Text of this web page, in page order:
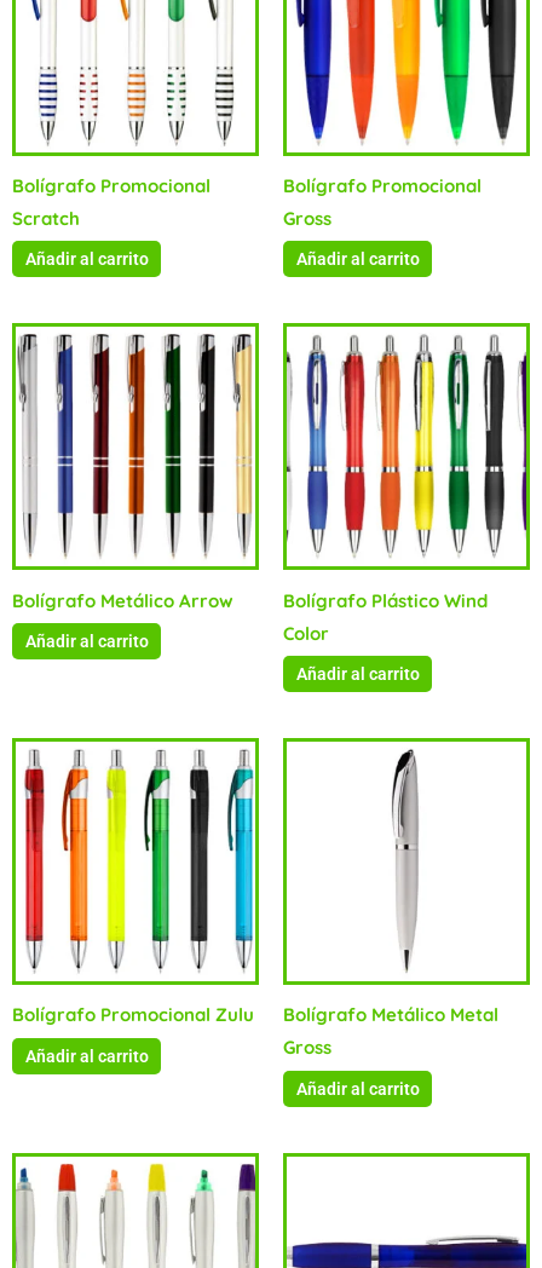
Bolígrafo Promocional
Scratch
Añadir al carrito
Bolígrafo Promocional
Gross
Añadir al carrito
Bolígrafo Metálico Arrow
Añadir al carrito
Bolígrafo Plástico Wind
Color
Añadir al carrito
Bolígrafo Promocional Zulu
Añadir al carrito
Bolígrafo Metálico Metal
Gross
Añadir al carrito